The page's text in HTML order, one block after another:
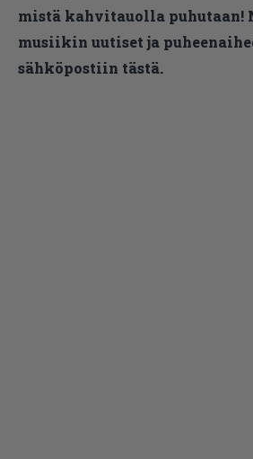
mistä kahvitauolla puhutaan!
musiikin uutiset ja
sähköpostiin tästä.